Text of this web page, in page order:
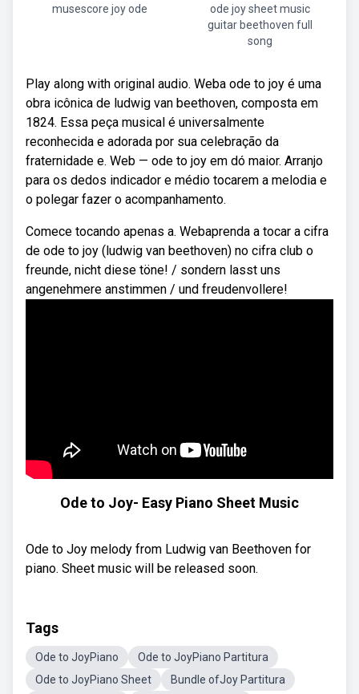
musescore joy ode
ode joy sheet music
guitar beethoven full
song
Play along with original audio. Weba ode to joy é uma
obra icônica de ludwig van beethoven, composta em
1824. Essa peça musical é universalmente
reconhecida e adorada por sua celebração da
fraternidade e. Web — ode to joy em dó maior. Arranjo
para os dedos indicador e médio tocarem a melodia e
o polegar fazer o acompanhamento.
Comece tocando apenas a. Webaprenda a tocar a cifra
de ode to joy (ludwig van beethoven) no cifra club o
freunde, nicht diese töne! / sondern lasst uns
angenehmere anstimmen / und freudenvollere!
Ode to Joy- Easy Piano Sheet Music
Ode to Joy melody from Ludwig van Beethoven for
piano. Sheet music will be released soon.
Tags
Ode to JoyPiano
Ode to JoyPiano Partitura
Ode to JoyPiano Sheet
Bundle ofJoy Partitura